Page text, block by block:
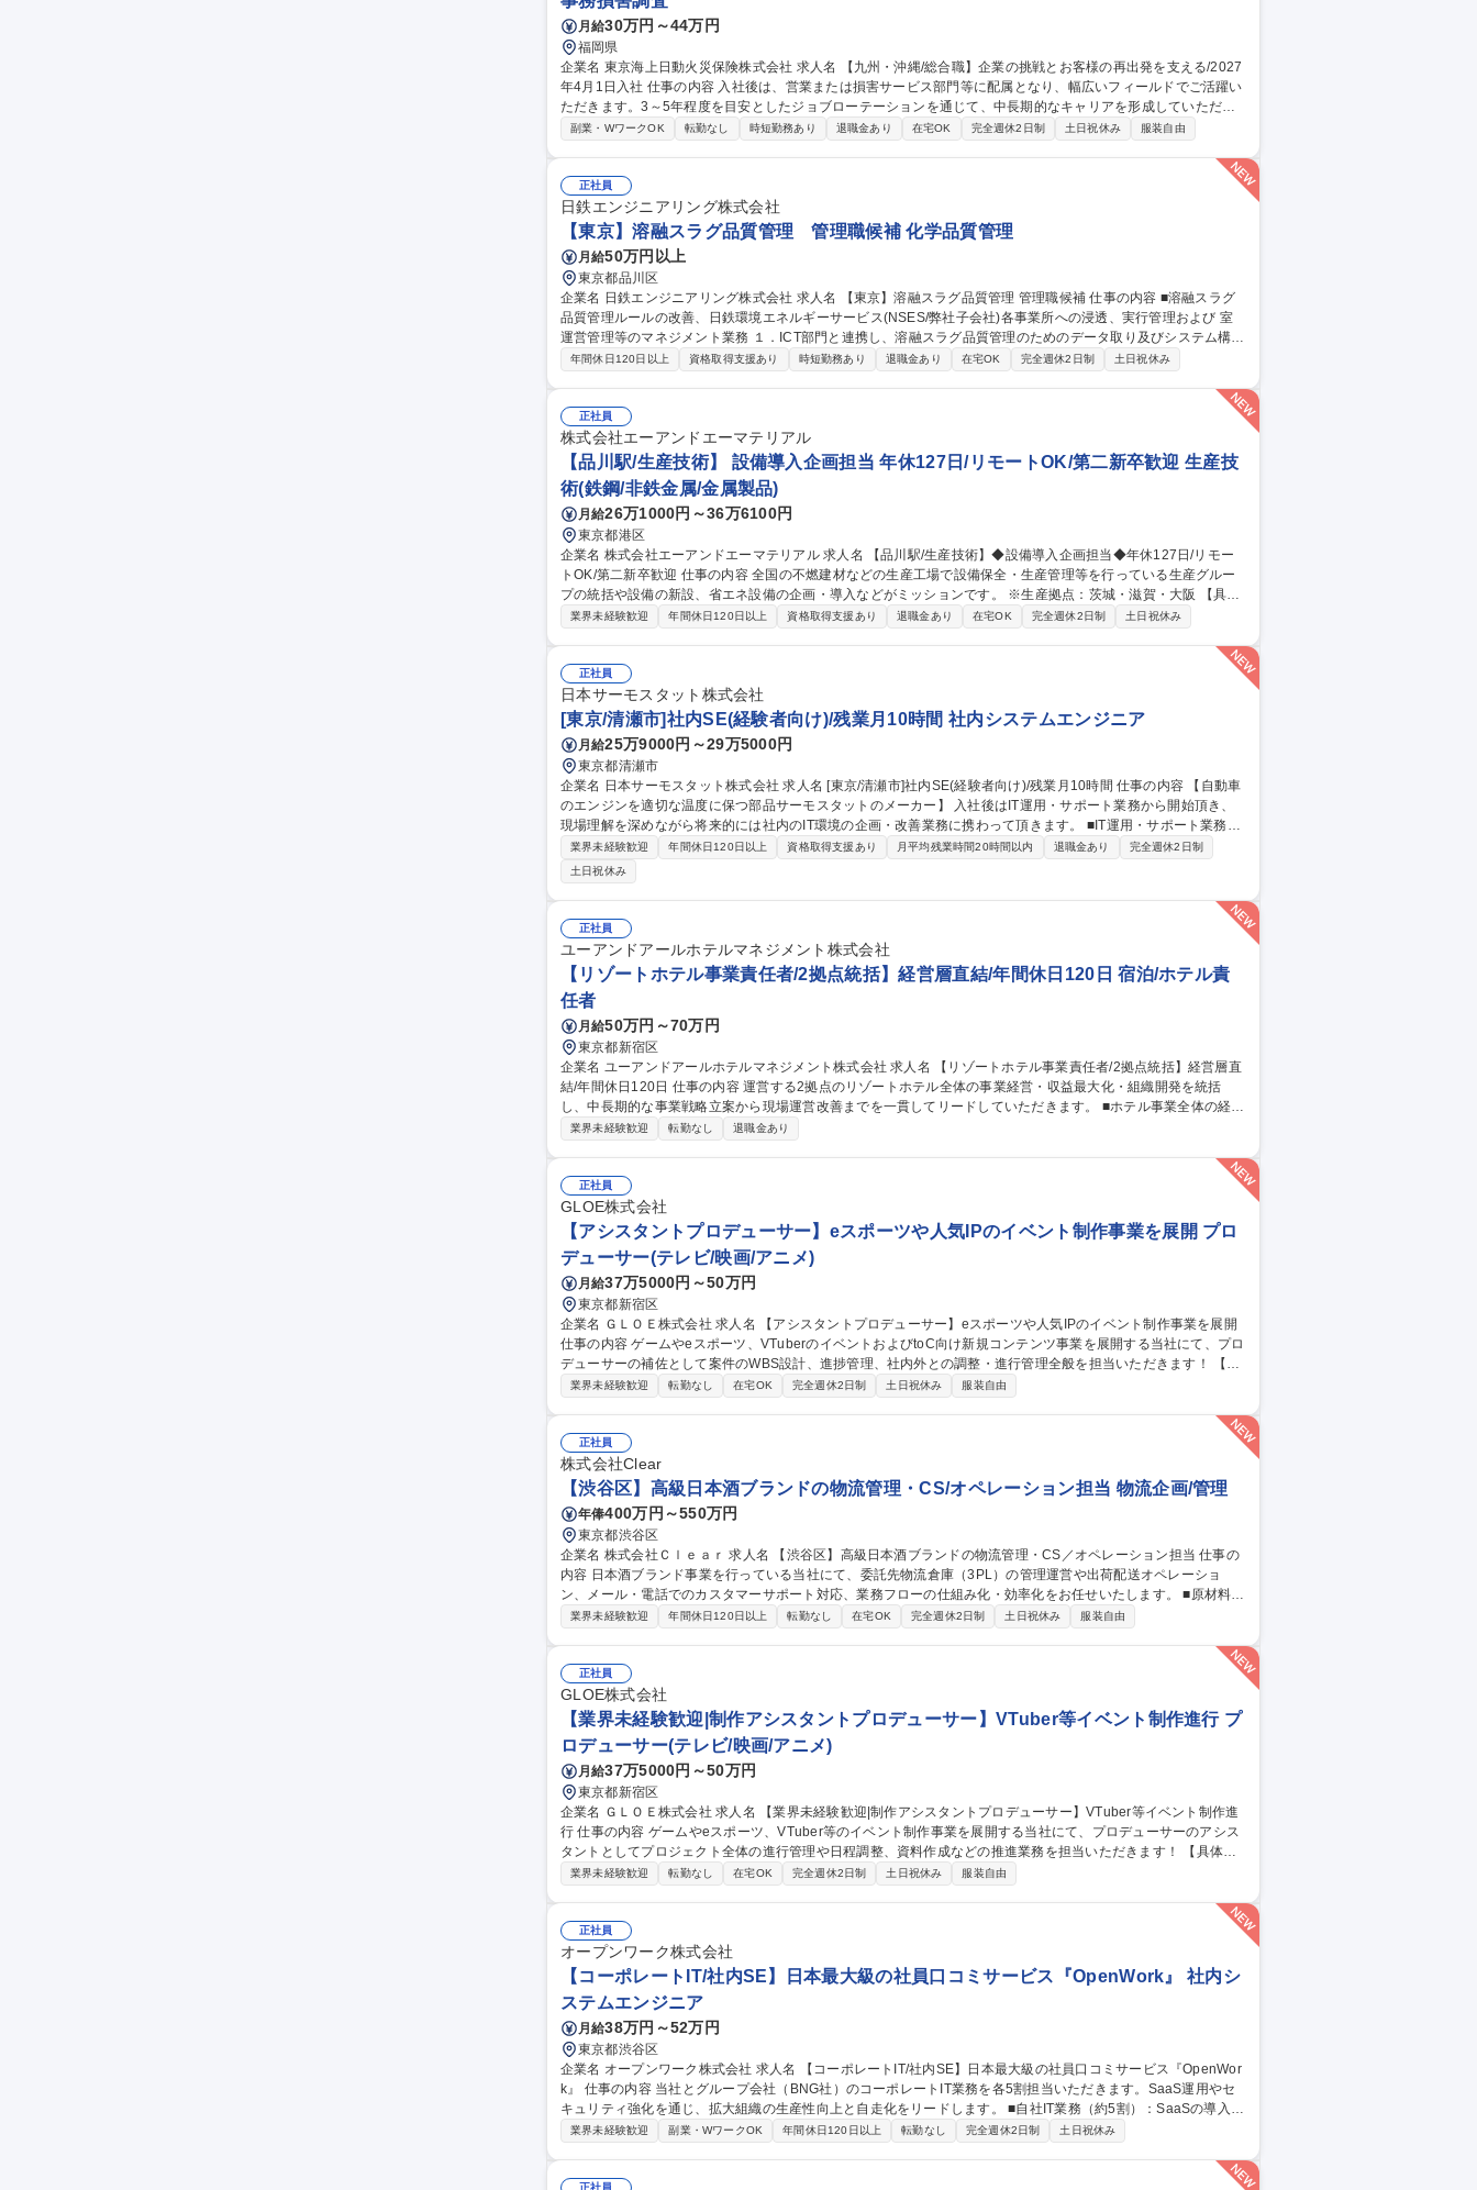
月給30万円～44万円
福岡県
企業名 東京海上日動火災保険株式会社 求人名 【九州・沖縄/総合職】企業の挑戦とお客様の再出発を支える/2027
年4月1日入社 仕事の内容 入社後は、営業または損害サービス部門等に配属となり、幅広いフィールドでご活躍い
ただきます。3～5年程度を目安としたジョブローテーションを通じて、中長期的なキャリアを形成していただき
ます。 以下のコースから1つ選択をいただきます。 1.オープン：営業・損害サービス双方に関心がある方向け。
戦とお客様の再出発を支える/2027年4月1日入社
副業・WワークOK 転勤なし 時短勤務あり 退職金あり 在宅OK 完全週休2日制 土日祝休み 服装自由
正社員
日鉄エンジニアリング株式会社
【東京】溶融スラグ品質管理 管理職候補 化学品質管理
月給50万円以上
東京都品川区
企業名 日鉄エンジニアリング株式会社 求人名 【東京】溶融スラグ品質管理 管理職候補 仕事の内容 ■溶融スラグ
品質管理ルールの改善、日鉄環境エネルギーサービス(NSES/弊社子会社)各事業所への浸透、実行管理および 室
運営管理等のマネジメント業務 １．ICT部門と連携し、溶融スラグ品質管理のためのデータ取り及びシステム構築
２．NSES本社・各事業所と連携し、弊社が進めるスラグ品質管理業務の落とし込み ３．スラグ品質トラブルが
職種 【東京】溶融スラグ品質管理 管理職候補
年間休日120日以上 資格取得支援あり 時短勤務あり 退職金あり 在宅OK 完全週休2日制 土日祝休み
正社員
株式会社エーアンドエーマテリアル
【品川駅/生産技術】 設備導入企画担当 年休127日/リモートOK/第二新卒歓迎 生産技
術(鉄鋼/非鉄金属/金属製品)
月給26万1000円～36万6100円
東京都港区
企業名 株式会社エーアンドエーマテリアル 求人名 【品川駅/生産技術】◆設備導入企画担当◆年休127日/リモー
トOK/第二新卒歓迎 仕事の内容 全国の不燃建材などの生産工場で設備保全・生産管理等を行っている生産グルー
プの統括や設備の新設、省エネ設備の企画・導入などがミッションです。 ※生産拠点：茨城・滋賀・大阪 【具体
的には】工事や設備リニューアルの審査・稟議対応／新しい省エネ・省人設備などの検討・紹介・導入／新設備
◆設備導入企画担当◆年休127日/リモートOK/第二新卒歓迎
業界未経験歓迎 年間休日120日以上 資格取得支援あり 退職金あり 在宅OK 完全週休2日制 土日祝休み
正社員
日本サーモスタット株式会社
[東京/清瀬市]社内SE(経験者向け)/残業月10時間 社内システムエンジニア
月給25万9000円～29万5000円
東京都清瀬市
企業名 日本サーモスタット株式会社 求人名 [東京/清瀬市]社内SE(経験者向け)/残業月10時間 仕事の内容 【自動車
のエンジンを適切な温度に保つ部品サーモスタットのメーカー】 入社後はIT運用・サポート業務から開始頂き、
現場理解を深めながら将来的には社内のIT環境の企画・改善業務に携わって頂きます。 ■IT運用・サポート業務：
PC・IT機器のセットアップ/管理(キッティング)、社内問い合わせ対応(ヘルプデスク)、ソフトウェア導入・運用
(業務ツール等) 、業務運用サポート 、社内IT講習の実施等■IT環境の企画・改善：社内システム・サーバーの構
築・運用 (基幹システム・仮想環境等)、業務効率化ツールの作成・改修及びプログラム対応(AS400/VBScript/RPA
等)、ITインフラの構築・運用、DX推進活動等。 募集職種 [東京/清瀬市]社内SE(経験者向け)/残業月10時間
業界未経験歓迎 年間休日120日以上 資格取得支援あり 月平均残業時間20時間以内 退職金あり
完全週休2日制
土日祝休み
正社員
ユーアンドアールホテルマネジメント株式会社
【リゾートホテル事業責任者/2拠点統括】経営層直結/年間休日120日 宿泊/ホテル責
任者
月給50万円～70万円
東京都新宿区
企業名 ユーアンドアールホテルマネジメント株式会社 求人名 【リゾートホテル事業責任者/2拠点統括】経営層直
結/年間休日120日 仕事の内容 運営する2拠点のリゾートホテル全体の事業経営・収益最大化・組織開発を統括
し、中長期的な事業戦略立案から現場運営改善までを一貫してリードしていただきます。 ■ホテル事業全体の経営
戦略・事業計画策定・予算/KPI管理 ■総支配人・支配人のマネジメントおよびサービス品質改善 ■ADR/RevPAR向
間休日120日
業界未経験歓迎 転勤なし 退職金あり
正社員
GLOE株式会社
【アシスタントプロデューサー】eスポーツや人気IPのイベント制作事業を展開 プロ
デューサー(テレビ/映画/アニメ)
月給37万5000円～50万円
東京都新宿区
企業名 ＧＬＯＥ株式会社 求人名 【アシスタントプロデューサー】eスポーツや人気IPのイベント制作事業を展開
仕事の内容 ゲームやeスポーツ、VTuberのイベントおよびtoC向け新規コンテンツ事業を展開する当社にて、プロ
デューサーの補佐として案件のWBS設計、進捗管理、社内外との調整・進行管理全般を担当いただきます！ 【具
体的には】■案件全体のWBS設計・更新・スケジュール管理・締切管理■協力会社や出演者、社内各部門等の社内
サポート■見積回収・発注進行・納品管理■複数案件の並行進行管理 【仕事の魅力】イベント制作の枠を超え、自
社の収益軸となる新規toCエンタメ事業の立ち上げから深く関わることが可能です。 募集職種 【アシスタントプ
ロデューサー】eスポーツや人気IPのイベント制作事業を展開
業界未経験歓迎 転勤なし 在宅OK 完全週休2日制 土日祝休み 服装自由
正社員
株式会社Clear
【渋谷区】高級日本酒ブランドの物流管理・CS/オペレーション担当 物流企画/管理
年俸400万円～550万円
東京都渋谷区
企業名 株式会社Ｃｌｅａｒ 求人名 【渋谷区】高級日本酒ブランドの物流管理・CS／オペレーション担当 仕事の
内容 日本酒ブランド事業を行っている当社にて、委託先物流倉庫（3PL）の管理運営や出荷配送オペレーショ
ン、メール・電話でのカスタマーサポート対応、業務フローの仕組み化・効率化をお任せいたします。 ■原材料・
資材等の購買・発注業務および適正な在庫管理・棚卸業務 ■委託先物流倉庫（3PL）の管理・運営および効率的な
理・CS／オペレーション担当
業界未経験歓迎 年間休日120日以上 転勤なし 在宅OK 完全週休2日制 土日祝休み 服装自由
正社員
GLOE株式会社
【業界未経験歓迎|制作アシスタントプロデューサー】VTuber等イベント制作進行 プ
ロデューサー(テレビ/映画/アニメ)
月給37万5000円～50万円
東京都新宿区
企業名 ＧＬＯＥ株式会社 求人名 【業界未経験歓迎|制作アシスタントプロデューサー】VTuber等イベント制作進
行 仕事の内容 ゲームやeスポーツ、VTuber等のイベント制作事業を展開する当社にて、プロデューサーのアシス
タントとしてプロジェクト全体の進行管理や日程調整、資料作成などの推進業務を担当いただきます！ 【具体的
には】■WBS設計・更新や全体スケジュール・タスク管理 ■協力会社・出演者等社内外関係者との連絡調整 ■企画
公演からオリジナルイベントまで多様なプロジェクトの推進力として活躍できます。生成AIも業務活用しており、
効率的に案件を前進させる実務スキルが身につきます。 募集職種 【業界未経験歓迎|制作アシスタントプロデュー
サー】VTuber等イベント制作進行
業界未経験歓迎 転勤なし 在宅OK 完全週休2日制 土日祝休み 服装自由
正社員
オープンワーク株式会社
【コーポレートIT/社内SE】日本最大級の社員口コミサービス『OpenWork』 社内シ
ステムエンジニア
月給38万円～52万円
東京都渋谷区
企業名 オープンワーク株式会社 求人名 【コーポレートIT/社内SE】日本最大級の社員口コミサービス『OpenWor
k』 仕事の内容 当社とグループ会社（BNG社）のコーポレートIT業務を各5割担当いただきます。SaaS運用やセ
キュリティ強化を通じ、拡大組織の生産性向上と自走化をリードします。 ■自社IT業務（約5割）：SaaSの導入・
運用改善、OA機器管理、ISMS運用等のセキュリティ強化、社内ヘルプデスク。 ■BNG社IT支援（約5割・週2～3
構築・規程整備。 ★出向ではなく親会社のサポートを受けつつ、自身の裁量でIT環境を設計・自走化へ導く新設
業界未経験歓迎 副業・WワークOK 年間休日120日以上 転勤なし 完全週休2日制 土日祝休み
正社員